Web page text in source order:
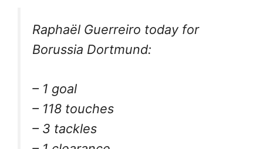
Raphaël Guerreiro today for
Borussia Dortmund:
– 1 goal
– 118 touches
– 3 tackles